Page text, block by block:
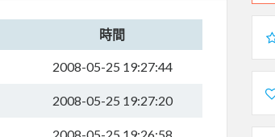
時間
2008-05-25 19:27:44
2008-05-25 19:27:20
2008-05-25 19:26:58